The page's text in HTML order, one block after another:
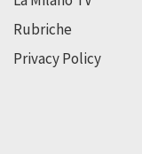
Rubriche
Privacy Policy